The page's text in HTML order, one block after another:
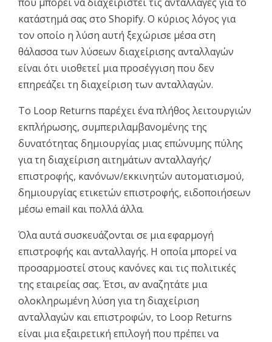
κατάστημά σας στο Shopify. Ο κύριος λόγος για
τον οποίο η λύση αυτή ξεχώρισε μέσα στη
θάλασσα των λύσεων διαχείρισης ανταλλαγών
είναι ότι υιοθετεί μια προσέγγιση που δεν
επηρεάζει τη διαχείριση των ανταλλαγών.
Το Loop Returns παρέχει ένα πλήθος λειτουργιών
εκπλήρωσης, συμπεριλαμβανομένης της
δυνατότητας δημιουργίας μιας επώνυμης πύλης
για τη διαχείριση αιτημάτων ανταλλαγής/
επιστροφής, κανόνων/εκκινητών αυτοματισμού,
δημιουργίας ετικετών επιστροφής, ειδοποιήσεων
μέσω email και πολλά άλλα.
Όλα αυτά συσκευάζονται σε μια εφαρμογή
επιστροφής και ανταλλαγής. Η οποία μπορεί να
προσαρμοστεί στους κανόνες και τις πολιτικές
της εταιρείας σας. Έτσι, αν αναζητάτε μια
ολοκληρωμένη λύση για τη διαχείριση
ανταλλαγών και επιστροφών, το Loop Returns
είναι μια εξαιρετική επιλογή που πρέπει να